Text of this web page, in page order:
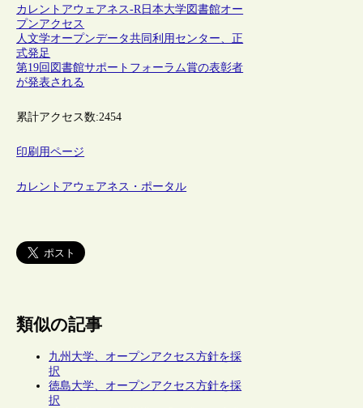
カレントアウェアネス-R 日本大学図書館オー
プンアクセス
人文学オープンデータ共同利用センター、正
式発足
第19回図書館サポートフォーラム賞の表彰者
が発表される
累計アクセス数:2454
印刷用ページ
カレントアウェアネス・ポータル
類似の記事
九州大学、オープンアクセス方針を採
択
徳島大学、オープンアクセス方針を採
択